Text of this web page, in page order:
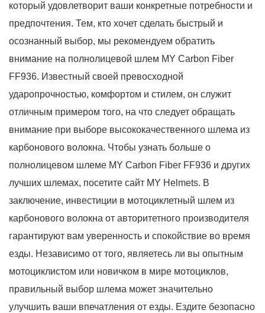
который удовлетворит ваши конкретные потребности и
предпочтения. Тем, кто хочет сделать быстрый и
осознанный выбор, мы рекомендуем обратить
внимание на полнолицевой шлем MY Carbon Fiber
FF936. Известный своей превосходной
ударопрочностью, комфортом и стилем, он служит
отличным примером того, на что следует обращать
внимание при выборе высококачественного шлема из
карбонового волокна. Чтобы узнать больше о
полнолицевом шлеме MY Carbon Fiber FF936 и других
лучших шлемах, посетите сайт MY Helmets. В
заключение, инвестиции в мотоциклетный шлем из
карбонового волокна от авторитетного производителя
гарантируют вам уверенность и спокойствие во время
езды. Независимо от того, являетесь ли вы опытным
мотоциклистом или новичком в мире мотоциклов,
правильный выбор шлема может значительно
улучшить ваши впечатления от езды. Ездите безопасно